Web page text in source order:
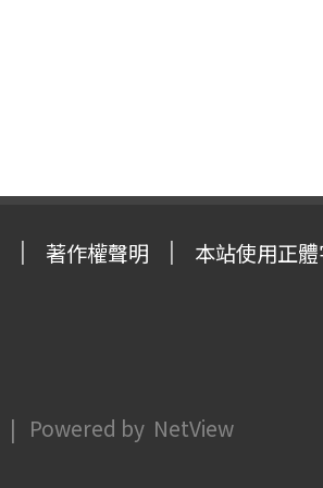
著作權聲明 本站使用正
| Powered by NetView